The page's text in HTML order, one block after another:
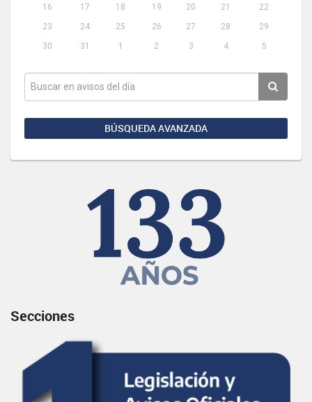
16
17 18 19 20 21
22
23
24 25 26 27 28
29
30
31 1 2 3 4 5
BÚSQUEDA AVANZADA
Secciones